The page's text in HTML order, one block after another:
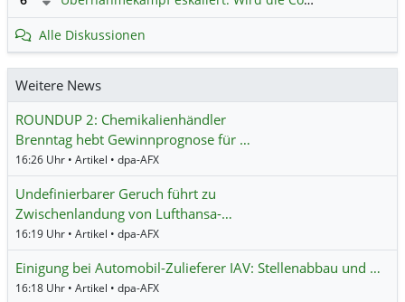
Alle Diskussionen
Weitere News
ROUNDUP 2: Chemikalienhändler
Brenntag hebt Gewinnprognose für …
16:26 Uhr • Artikel • dpa-AFX
Undefinierbarer Geruch führt zu
Zwischenlandung von Lufthansa-…
16:19 Uhr • Artikel • dpa-AFX
Einigung bei Automobil-Zulieferer IAV: Stellenabbau und …
16:18 Uhr • Artikel • dpa-AFX